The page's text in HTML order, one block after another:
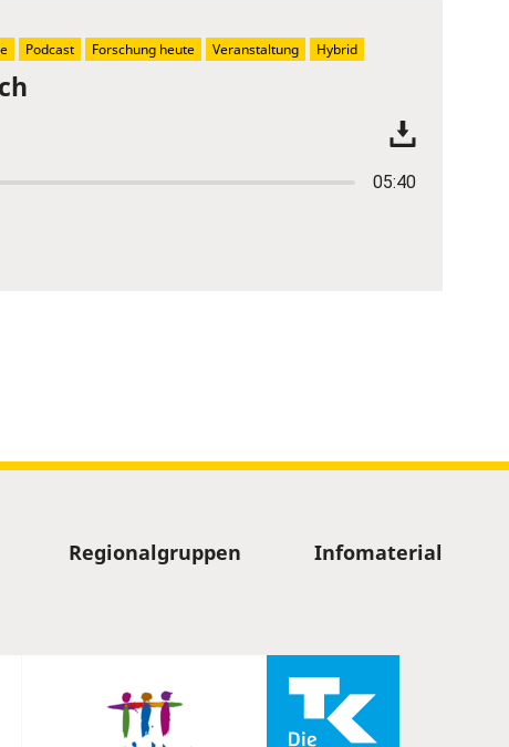
05:40
Podcast Forschung heute Veranstaltung Hybrid
Regionalgruppen Infomaterial